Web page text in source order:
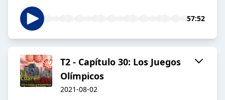
57:52
T2 - Capítulo 30: Los Juegos
Olímpicos
2021-08-02